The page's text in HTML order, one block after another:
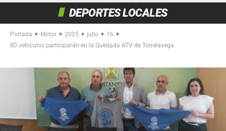
DEPORTES LOCALES
Portada » Motor » 2025 » julio » 16 »
80 vehículos participarán en la Quedada ATV de Torrelavega